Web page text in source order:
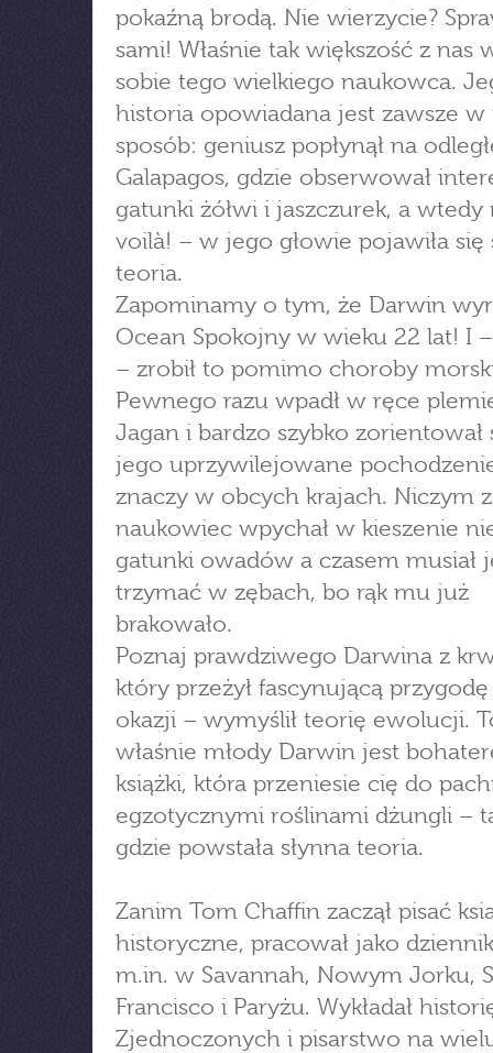
pokaźną brodą. Nie wierzycie?
sami! Właśnie tak większość z nas
sobie tego wielkiego naukowca.
historia opowiadana jest zawsze w
sposób: geniusz popłynął na
Galapagos, gdzie obserwował
gatunki żółwi i jaszczurek, a wtedy
voilà! – w jego głowie pojawiła się
teoria.
Zapominamy o tym, że Darwin
Ocean Spokojny w wieku 22 lat! I
– zrobił to pomimo choroby
Pewnego razu wpadł w ręce
Jagan i bardzo szybko zorientował
jego uprzywilejowane
znaczy w obcych krajach. Niczym
naukowiec wpychał w kieszenie
gatunki owadów a czasem musiał
trzymać w zębach, bo rąk mu już
brakowało.
Poznaj prawdziwego Darwina z
który przeżył fascynującą
okazji – wymyślił teorię ewolucji.
właśnie młody Darwin jest
książki, która przeniesie cię do
egzotycznymi roślinami dżungli –
gdzie powstała słynna teoria.
Zanim Tom Chaffin zaczął pisać
historyczne, pracował jako
m.in. w Savannah, Nowym Jorku,
Francisco i Paryżu. Wykładał
Zjednoczonych i pisarstwo na